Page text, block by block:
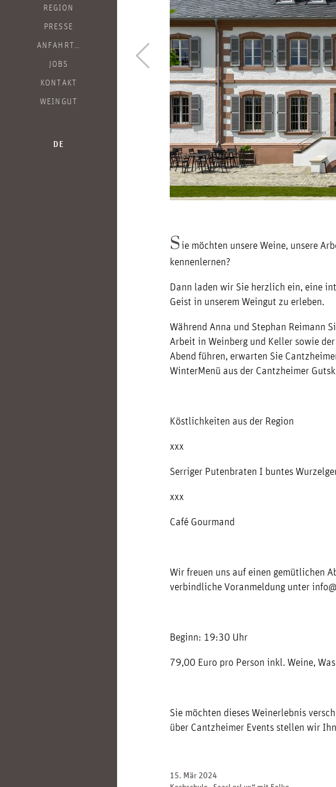
REGION
PRESSE
ANFAHRT…
JOBS
KONTAKT
WEINGUT
DE
Sie möchten unsere Weine, unsere
kennenlernen?
Dann laden wir Sie herzlich ein, eine
Geist in unserem Weingut zu erleben.
Während Anna und Stephan Reimann
Arbeit in Weinberg und Keller sowie
Abend führen, erwarten Sie
WinterMenü aus der Cantzheimer
Köstlichkeiten aus der Region
xxx
Serriger Putenbraten I buntes
xxx
Café Gourmand
Wir freuen uns auf einen gemütlichen
verbindliche Voranmeldung unter
Beginn: 19:30 Uhr
79,00 Euro pro Person inkl. Weine,
Sie möchten dieses Weinerlebnis
über Cantzheimer Events stellen wir
15. Mär 2024